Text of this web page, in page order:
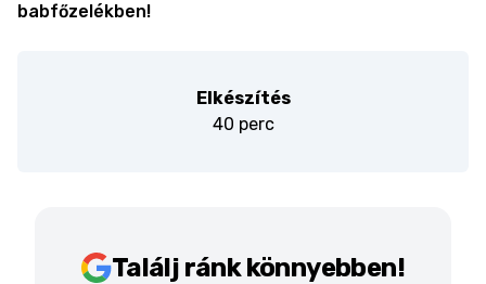
babfőzelékben!
Elkészítés
40 perc
Találj ránk könnyebben!